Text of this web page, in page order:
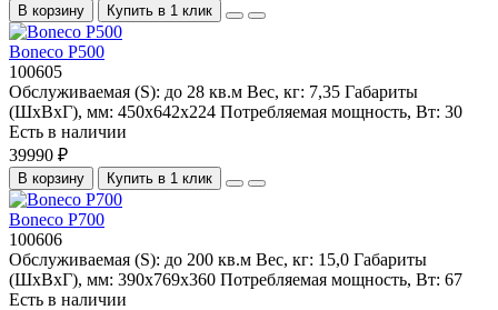
В корзину Купить в 1 клик
Boneco P500
100605
Обслуживаемая (S): до 28 кв.м Вес, кг: 7,35 Габариты
(ШхВхГ), мм: 450x642x224 Потребляемая мощность, Вт: 30
Есть в наличии
39990 ₽
В корзину Купить в 1 клик
Boneco P700
100606
Обслуживаемая (S): до 200 кв.м Вес, кг: 15,0 Габариты
(ШхВхГ), мм: 390x769x360 Потребляемая мощность, Вт: 67
Есть в наличии